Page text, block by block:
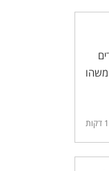
ולימדו משהו
דקות